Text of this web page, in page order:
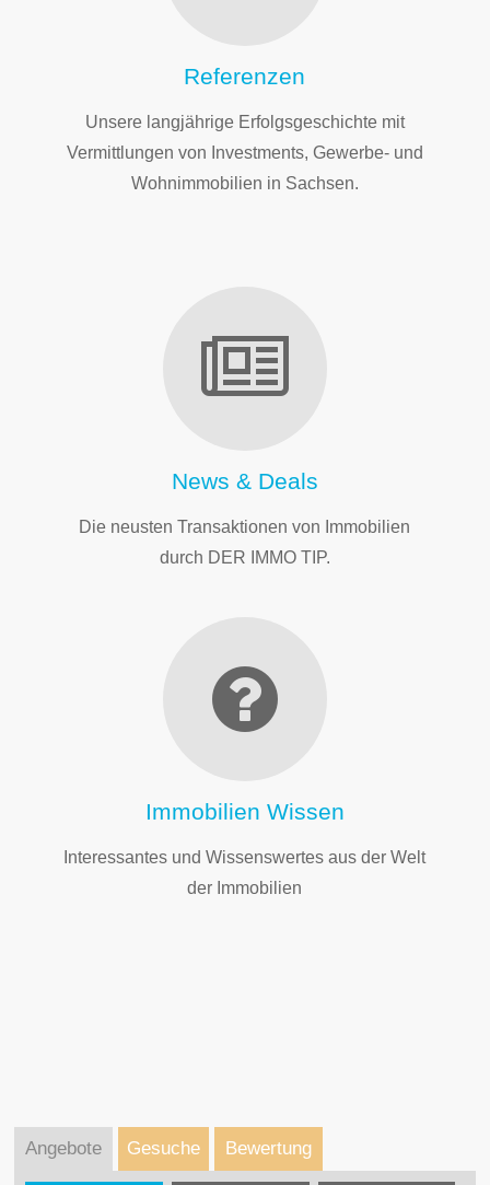
Referenzen
Unsere langjährige Erfolgsgeschichte mit
Vermittlungen von Investments, Gewerbe- und
Wohnimmobilien in Sachsen.
News & Deals
Die neusten Transaktionen von Immobilien
durch DER IMMO TIP.
Immobilien Wissen
Interessantes und Wissenswertes aus der Welt
der Immobilien
Angebote Gesuche Bewertung